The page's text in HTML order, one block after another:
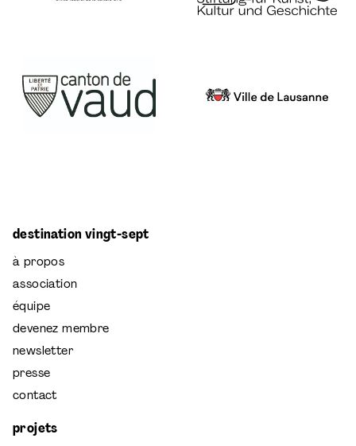
destination vingt-sept
à propos
association
équipe
devenez membre
newsletter
presse
contact
projets